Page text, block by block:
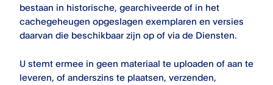
bestaan ​​in historische, gearchiveerde of in het
cachegeheugen opgeslagen exemplaren en versies
daarvan die beschikbaar zijn op of via de Diensten.
U stemt ermee in geen materiaal te uploaden of aan te
leveren, of anderszins te plaatsen, verzenden,